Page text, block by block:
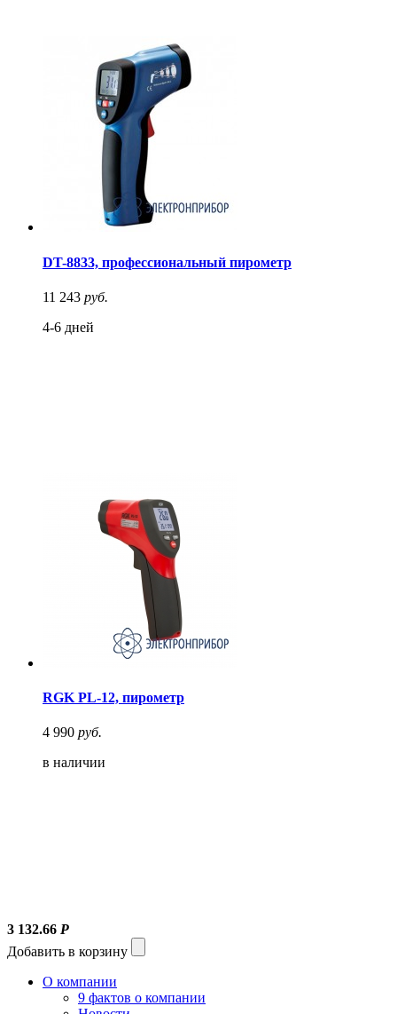
DT-8833, профессиональный пирометр
11 243 руб.
4-6 дней
RGK PL-12, пирометр
4 990 руб.
в наличии
3 132.66 Р
Добавить в корзину
О компании
9 фактов о компании